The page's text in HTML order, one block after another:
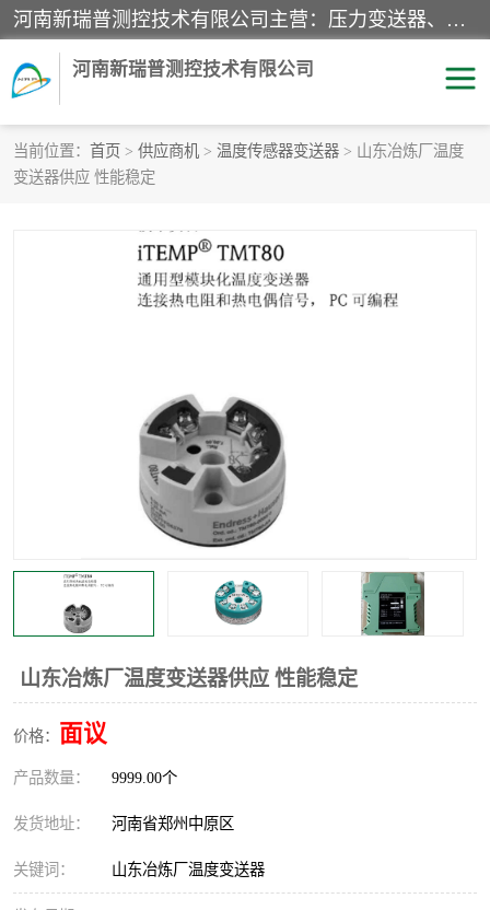
河南新瑞普测控技术有限公司主营：压力变送器、液位变送器、差压变送器、雷达料位计、电容物位计、温度显示控制仪表、电量变送器、流量计、工业自动化系统成套设备。
河南新瑞普测控技术有限公司
当前位置： 首页 > 供应商机 > 温度传感器变送器 > 山东冶炼厂温度
变送器供应 性能稳定
山东冶炼厂温度变送器供应 性能稳定
价格： 面议
产品数量： 9999.00个
发货地址： 河南省郑州中原区
关键词： 山东冶炼厂温度变送器
霍尼韦尔压力变送器
1151/3351产品分类 精巧型压力变送器
雷达料位计
电容物位计
温度显示控制仪表 电量变送器